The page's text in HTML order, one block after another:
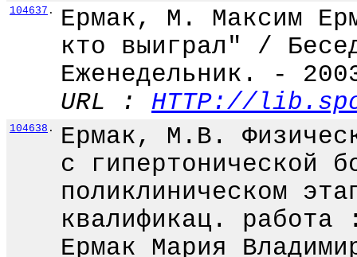
104637 .
Ермак, М. Максим
кто выиграл" /
Еженедельник. -
URL : HTTP://
104638 .
Ермак, М.В.
с гипертонической
поликлиническом
квалификац.
Ермак Мария